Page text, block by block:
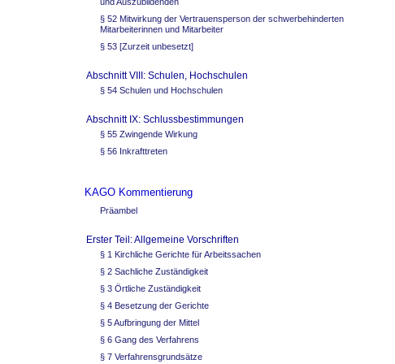
§ 52 Mitwirkung der Vertrauensperson der schwerbehinderten
Mitarbeiterinnen und Mitarbeiter
§ 53 [Zurzeit unbesetzt]
Abschnitt VIII: Schulen, Hochschulen
§ 54 Schulen und Hochschulen
Abschnitt IX: Schlussbestimmungen
§ 55 Zwingende Wirkung
§ 56 Inkrafttreten
KAGO Kommentierung
Präambel
Erster Teil: Allgemeine Vorschriften
§ 1 Kirchliche Gerichte für Arbeitssachen
§ 2 Sachliche Zuständigkeit
§ 3 Örtliche Zuständigkeit
§ 4 Besetzung der Gerichte
§ 5 Aufbringung der Mittel
§ 6 Gang des Verfahrens
§ 7 Verfahrensgrundsätze